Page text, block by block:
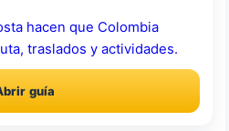
hacen que Colombia
traslados y actividades.
guía